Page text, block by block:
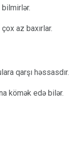
az baxırlar.
qarşı həssasdır.
kömək edə bilər.